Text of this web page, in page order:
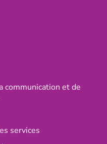
communication et de
services